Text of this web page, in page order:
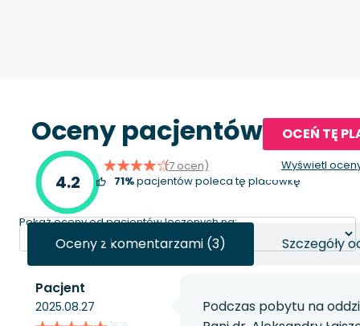
Oceny pacjentów OCEŃ TĘ
4.2
(7 ocen)
71%pacjentów poleca tę placówkę
Wyświetl
Pokaż oceny od pacjentów leczonych na:
Oceny z komentarzami (3) Szczegóły
Pacjent
2025.08.27
Podczas pobytu na